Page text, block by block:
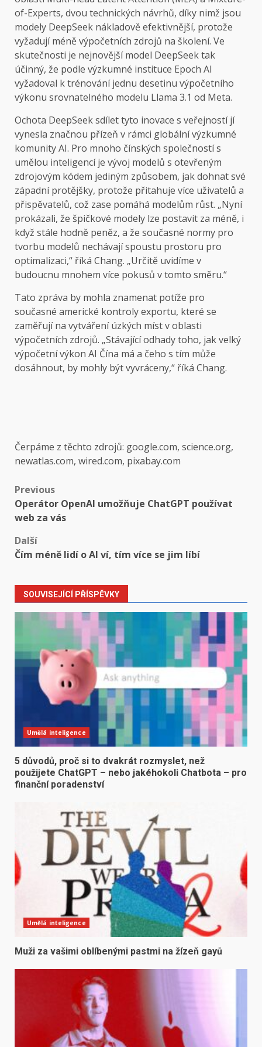
of-Experts, dvou technických návrhů, díky nimž jsou
modely DeepSeek nákladově efektivnější, protože
vyžadují méně výpočetních zdrojů na školení. Ve
skutečnosti je nejnovější model DeepSeek tak
účinný, že podle výzkumné instituce Epoch AI
vyžadoval k trénování jednu desetinu výpočetního
výkonu srovnatelného modelu Llama 3.1 od Meta.
Ochota DeepSeek sdílet tyto inovace s veřejností jí
vynesla značnou přízeň v rámci globální výzkumné
komunity AI. Pro mnoho čínských společností s
umělou inteligencí je vývoj modelů s otevřeným
zdrojovým kódem jediným způsobem, jak dohnat své
západní protějšky, protože přitahuje více uživatelů a
přispěvatelů, což zase pomáhá modelům růst. „Nyní
prokázali, že špičkové modely lze postavit za méně, i
když stále hodně peněz, a že současné normy pro
tvorbu modelů nechávají spoustu prostoru pro
optimalizaci,“ říká Chang. „Určitě uvidíme v
budoucnu mnohem více pokusů v tomto směru.“
Tato zpráva by mohla znamenat potíže pro
současné americké kontroly exportu, které se
zaměřují na vytváření úzkých míst v oblasti
výpočetních zdrojů. „Stávající odhady toho, jak velký
výpočetní výkon AI Čína má a čeho s tím může
dosáhnout, by mohly být vyvráceny,“ říká Chang.
Čerpáme z těchto zdrojů: google.com, science.org,
newatlas.com, wired.com, pixabay.com
Post
navigation
Previous
Operátor OpenAI umožňuje ChatGPT používat
web za vás
Další
Čím méně lidí o AI ví, tím více se jim líbí
SOUVISEJÍCÍ PŘÍSPĚVKY
Umělá inteligence
5 důvodů, proč si to dvakrát rozmyslet, než
použijete ChatGPT – nebo jakéhokoli Chatbota – pro
finanční poradenství
Umělá inteligence
Muži za vašimi oblíbenými pastmi na žízeň gayů